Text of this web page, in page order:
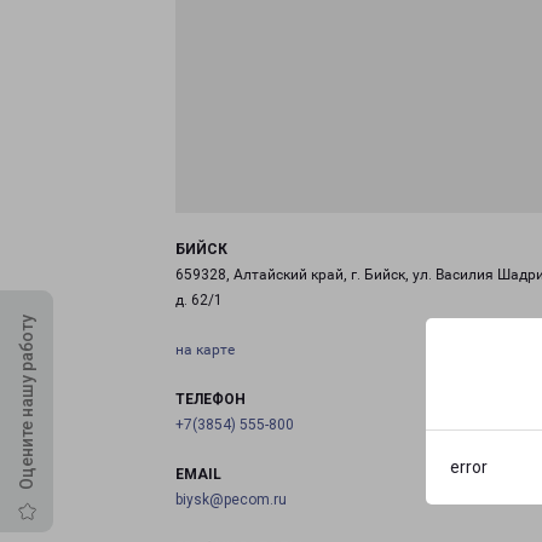
error
Оцените нашу работу
БИЙСК
659328, Алтайский край, г. Бийск, ул. Василия
д. 62/1
на карте
ТЕЛЕФОН
+7(3854) 555-800
EMAIL
biysk@pecom.ru